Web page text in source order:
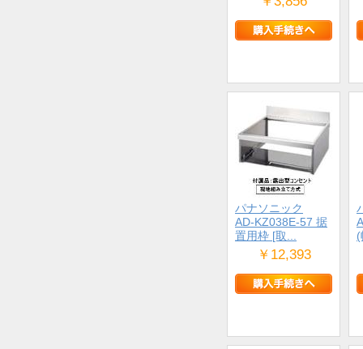
パナソニック
AD-KZ038E-57 据
置用枠 [取...
￥12,393